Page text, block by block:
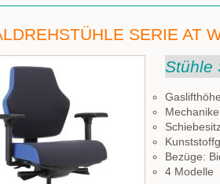
SERIE AT
Stühle
Bezüge:
4 Modelle